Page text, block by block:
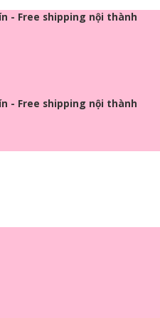
- Free shipping nội thành
- Free shipping nội thành